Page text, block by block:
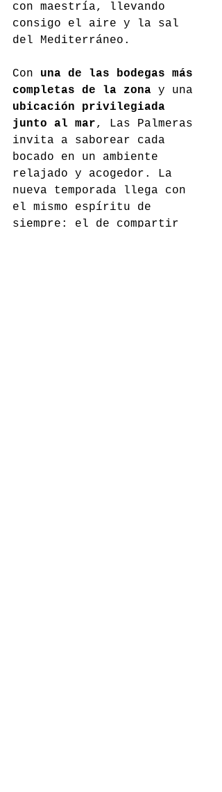
con maestría, llevando
consigo el aire y la sal
del Mediterráneo.
Con una de las bodegas más
completas de la zona y una
ubicación privilegiada
junto al mar, Las Palmeras
invita a saborear cada
bocado en un ambiente
relajado y acogedor. La
nueva temporada llega con
el mismo espíritu de
siempre: el de compartir